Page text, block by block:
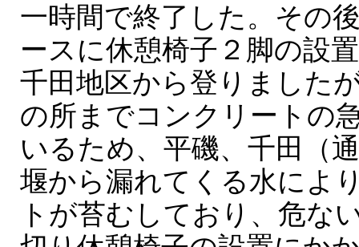
一時間で終了した。その
ースに休憩椅子２脚の設
千田地区から登りました
の所までコンクリートの
いるため、平磯、千田（
堰から漏れてくる水によ
トが苔むしており、危な